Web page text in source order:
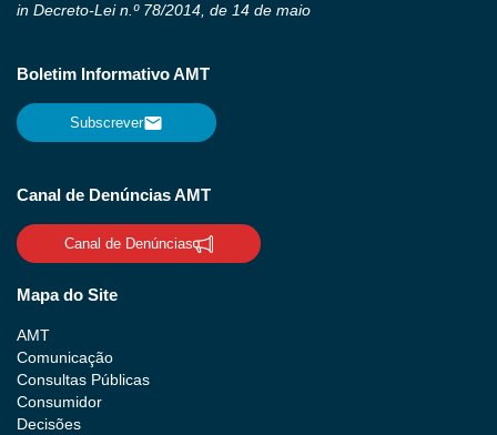
in Decreto-Lei n.º 78/2014, de 14 de maio
Boletim Informativo AMT
Subscrever
Canal de Denúncias AMT
Canal de Denúncias
Mapa do Site
AMT
Comunicação
Consultas Públicas
Consumidor
Decisões